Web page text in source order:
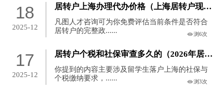
18
2025-12
居转户上海办理代办价格（上海居转户现场递交哪些材料）
凡图人才咨询可为你免费评估当前条件是否符合
居转户的完整政......
浏6次
17
2025-12
居转户个税和社保审查多久的（2026年居转户还需提供税单么）
你提到的内容主要涉及留学生落户上海的社保与
个税缴纳要求，......
浏3次